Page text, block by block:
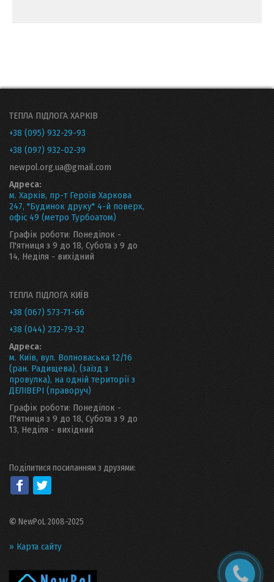
ТЕПЛА ПІДЛОГА ХАРКІВ
+38 (095) 932-29-93
+38 (097) 932-02-39
newpol.org.ua@gmail.com
Адреса:
м. Харків, пр-т Героїв Харкова
247, "Будинок друку" 4-й поверх,
офіс 49 (метро Турбоатом)
Графік роботи: Понеділок -
П'ятниця з 9 до 18, Субота з 9 до
14, Неділя - вихідний
ТЕПЛА ПІДЛОГА КИЇВ
+38 (067) 573-71-66
+38 (044) 232-79-32
Адреса:
м. Київ, вул. Волноваська 12/16
(ран. Радищева), (заїзд з
провулка), на одній території з
ДЕЛІВЕРІ (праворуч)
Графік роботи: Понеділок -
П'ятниця з 9 до 18, Субота з 9 до
13, Неділя - вихідний
Поділитися посиланням з друзями:
© NewPoL 2008-2025
» Карта сайту